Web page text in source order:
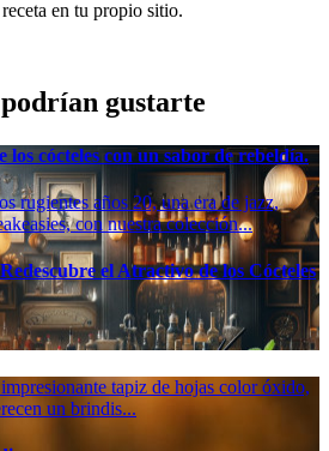
en tu propio sitio.
gustarte
los cócteles con un sabor de rebeldía.
rugientes años 20, una era de jazz,
con nuestra colección...
el Atractivo de los Cócteles
tapiz de hojas color óxido,
un brindis...